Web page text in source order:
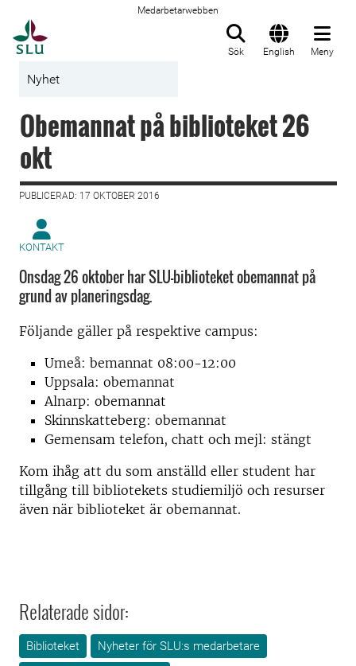
Medarbetarwebben
Sök English Meny
Nyhet
Obemannat på biblioteket 26
okt
PUBLICERAD: 17 OKTOBER 2016
KONTAKT
Onsdag 26 oktober har SLU-biblioteket obemannat på
grund av planeringsdag.
Följande gäller på respektive campus:
Umeå: bemannat 08:00-12:00
Uppsala: obemannat
Alnarp: obemannat
Skinnskatteberg: obemannat
Gemensam telefon, chatt och mejl: stängt
Kom ihåg att du som anställd eller student har
tillgång till bibliotekets studiemiljö och resurser
även när biblioteket är obemannat.
Relaterade sidor:
Biblioteket
Nyheter för SLU:s medarbetare